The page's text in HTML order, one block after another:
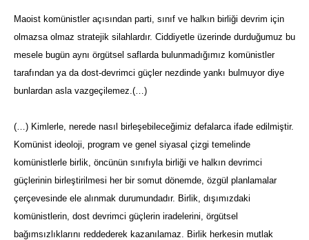
Maoist komünistler açısından parti, sınıf ve halkın birliği devrim için
olmazsa olmaz stratejik silahlardır. Ciddiyetle üzerinde durduğumuz bu
mesele bugün aynı örgütsel saflarda bulunmadığımız komünistler
tarafından ya da dost-devrimci güçler nezdinde yankı bulmuyor diye
bunlardan asla vazgeçilemez.(…)
(…) Kimlerle, nerede nasıl birleşebileceğimiz defalarca ifade edilmiştir.
Komünist ideoloji, program ve genel siyasal çizgi temelinde
komünistlerle birlik, öncünün sınıfıyla birliği ve halkın devrimci
güçlerinin birleştirilmesi her bir somut dönemde, özgül planlamalar
çerçevesinde ele alınmak durumundadır. Birlik, dışımızdaki
komünistlerin, dost devrimci güçlerin iradelerini, örgütsel
bağımsızlıklarını reddederek kazanılamaz. Birlik herkesin mutlak